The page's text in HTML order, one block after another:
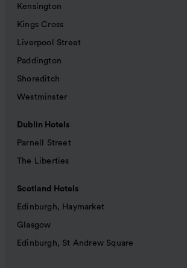
Kensington
Kings Cross
Liverpool Street
Paddington
Shoreditch
Westminster
Dublin Hotels
Parnell Street
The Liberties
Scotland Hotels
Edinburgh, Haymarket
Glasgow
Edinburgh, St Andrew Square